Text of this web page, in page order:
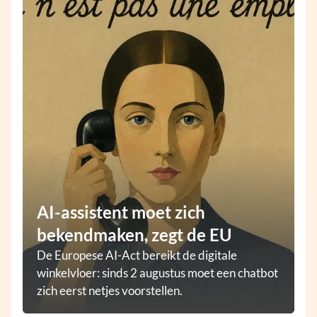
AI-assistent moet zich
bekendmaken, zegt de EU
De Europese AI-Act bereikt de digitale
winkelvloer: sinds 2 augustus moet een chatbot
zich eerst netjes voorstellen.